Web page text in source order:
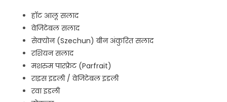
हाॅट आलू सलाद
वेजिटेबल सलाद
सेक्योन (Szechun) बीन अंकुरित सलाद
रशियन सलाद
मशरुम पारफ्रेट (Parfrait)
राइस इडली / वेजिटेबल इडली
रवा इडली